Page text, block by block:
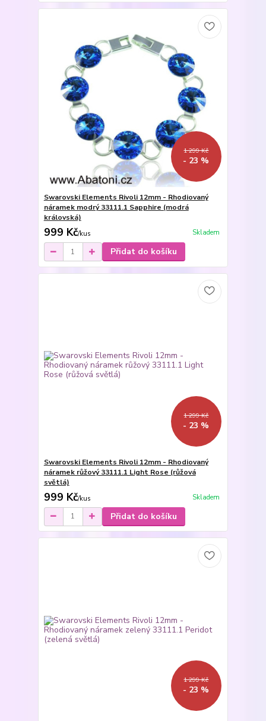
1 299 Kč
- 23 %
Swarovski Elements Rivoli 12mm - Rhodiovaný
náramek modrý 33111.1 Sapphire (modrá
královská)
999 Kč/kus Skladem
Přidat do košíku
1 299 Kč
- 23 %
Swarovski Elements Rivoli 12mm - Rhodiovaný
náramek růžový 33111.1 Light Rose (růžová
světlá)
999 Kč/kus Skladem
Přidat do košíku
1 299 Kč
- 23 %